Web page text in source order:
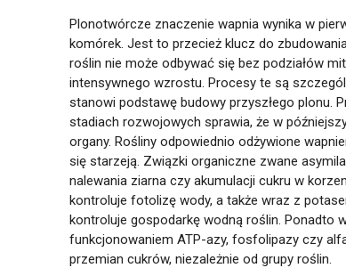
Plonotwórcze znaczenie wapnia wynika w
komórek. Jest to przecież klucz do
roślin nie może odbywać się bez podziałów
intensywnego wzrostu. Procesy te są
stanowi podstawę budowy przyszłego plonu.
stadiach rozwojowych sprawia, że w
organy. Rośliny odpowiednio odżywione
się starzeją. Związki organiczne zwane
nalewania ziarna czy akumulacji cukru w
kontroluje fotolizę wody, a także wraz z
kontroluje gospodarkę wodną roślin. Ponadto
funkcjonowaniem ATP-azy, fosfolipazy czy
przemian cukrów, niezależnie od grupy roślin.